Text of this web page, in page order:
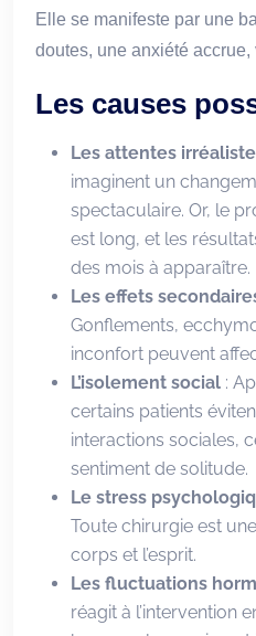
Elle se manifeste par une
doutes, une anxiété accrue,
Les causes
Les attentes
imaginent un
spectaculaire. Or, le
est long, et les
des mois à apparaître.
Les effets
Gonflements,
inconfort peuvent
L’isolement social :
certains patients
interactions sociales,
sentiment de solitude.
Le stress
Toute chirurgie est
corps et l’esprit.
Les fluctuations
réagit à l’intervention